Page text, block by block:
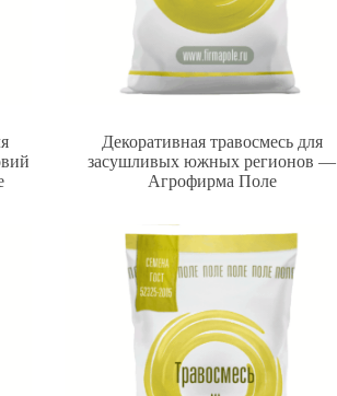
Декоративная травосмесь для
засушливых южных регионов —
Агрофирма Поле